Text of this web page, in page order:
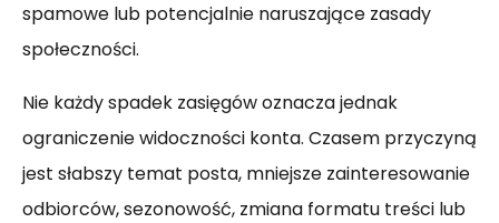
spamowe lub potencjalnie naruszające zasady
społeczności.
Nie każdy spadek zasięgów oznacza jednak
ograniczenie widoczności konta. Czasem przyczyną
jest słabszy temat posta, mniejsze zainteresowanie
odbiorców, sezonowość, zmiana formatu treści lub